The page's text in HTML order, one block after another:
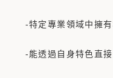
-特定專業領域中擁有
-能透過自身特色直接